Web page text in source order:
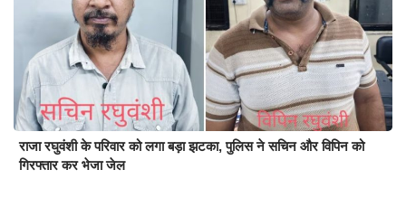
राजा रघुवंशी के परिवार को लगा बड़ा झटका, पुलिस ने सचिन और विपिन को
गिरफ्तार कर भेजा जेल